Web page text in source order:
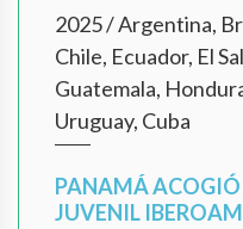
2025/Argentina,
Chile, Ecuador, El
Guatemala,
Uruguay, Cuba
PANAMÁ ACOGIÓ
JUVENIL